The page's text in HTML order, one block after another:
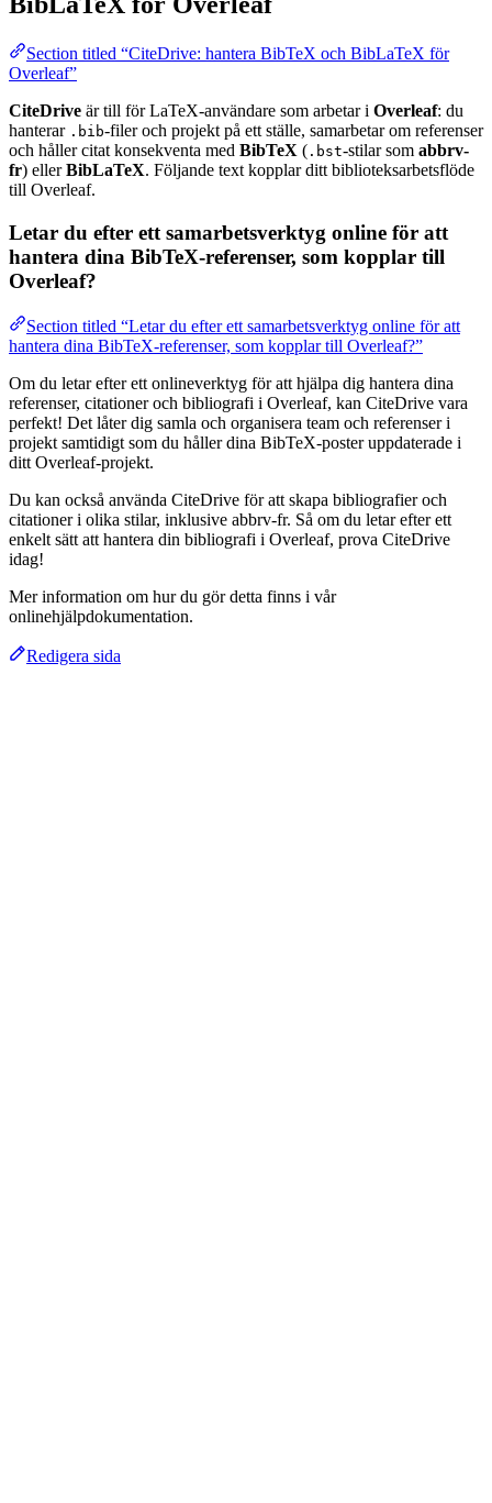
Section titled “CiteDrive: hantera BibTeX och BibLaTeX för
Overleaf”
CiteDrive är till för LaTeX-användare som arbetar i Overleaf: du
hanterar .bib-filer och projekt på ett ställe, samarbetar om referenser
och håller citat konsekventa med BibTeX ( .bst-stilar som abbrv-
fr) ellerBibLaTeX. Följande text kopplar ditt biblioteksarbetsflöde
till Overleaf.
Letar du efter ett samarbetsverktyg online för att
hantera dina BibTeX-referenser, som kopplar till
Overleaf?
Section titled “Letar du efter ett samarbetsverktyg online för att
hantera dina BibTeX-referenser, som kopplar till Overleaf?”
Om du letar efter ett onlineverktyg för att hjälpa dig hantera dina
referenser, citationer och bibliografi i Overleaf, kan CiteDrive vara
perfekt! Det låter dig samla och organisera team och referenser i
projekt samtidigt som du håller dina BibTeX-poster uppdaterade i
ditt Overleaf-projekt.
Du kan också använda CiteDrive för att skapa bibliografier och
citationer i olika stilar, inklusive abbrv-fr. Så om du letar efter ett
enkelt sätt att hantera din bibliografi i Overleaf, prova CiteDrive
idag!
Mer information om hur du gör detta finns i vår
onlinehjälpdokumentation.
Redigera sida